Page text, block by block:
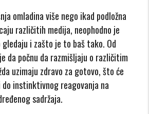
omladina više nego ikad podložna
različitih medija, neophodno je
i zašto je to baš tako. Od
da počnu da razmišljaju o različitim
uzimaju zdravo za gotovo, što će
instinktivnog reagovanja na
sadržaja.